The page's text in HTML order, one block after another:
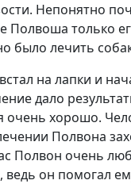
Непонятно
Полвоша только
лечить
на лапки и
дало
очень хорошо.
Полвона
Полвон очень
ведь он помогал